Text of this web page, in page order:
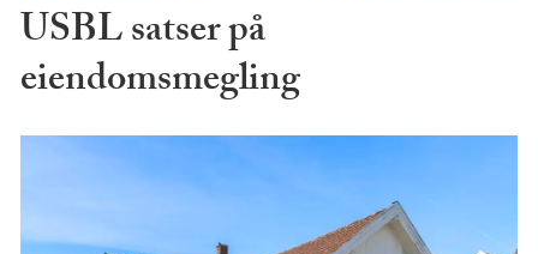
USBL satser på
eiendomsmegling